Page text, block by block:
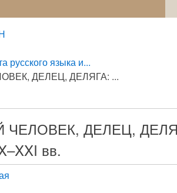
русского языка и...
ДЕЛЕЦ, ДЕЛЯГА: ...
ЧЕЛОВЕК, ДЕЛЕЦ,
вв.